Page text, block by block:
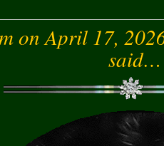
on April 17,
said…